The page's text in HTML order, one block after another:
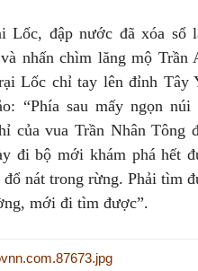
Lốc, đập nước đã xóa sổ
nhấn chìm lăng mộ Trần
Lốc chỉ tay lên đỉnh Tây
“Phía sau mấy ngọn núi
của vua Trần Nhân Tông
đi bộ mới khám phá hết
nát trong rừng. Phải tìm
mới đi tìm được”.